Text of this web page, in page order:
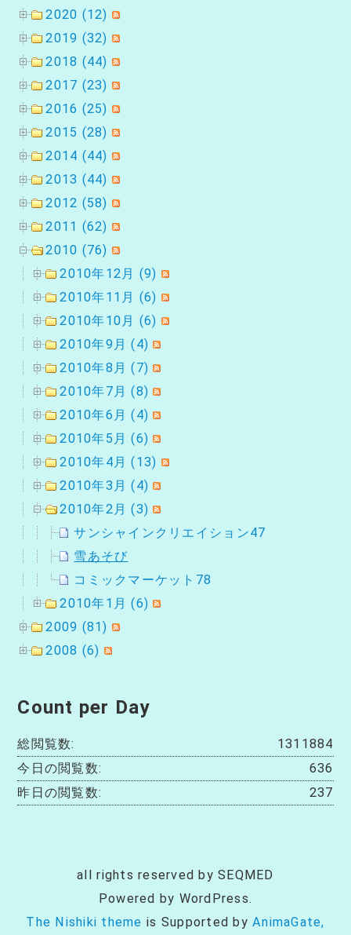
2020 (12)
2019 (32)
2018 (44)
2017 (23)
2016 (25)
2015 (28)
2014 (44)
2013 (44)
2012 (58)
2011 (62)
2010 (76)
2010年12月 (9)
2010年11月 (6)
2010年10月 (6)
2010年9月 (4)
2010年8月 (7)
2010年7月 (8)
2010年6月 (4)
2010年5月 (6)
2010年4月 (13)
2010年3月 (4)
2010年2月 (3)
サンシャインクリエイション47
雪あそび
コミックマーケット78
2010年1月 (6)
2009 (81)
2008 (6)
Count per Day
1311884
総閲覧数:
636
今日の閲覧数:
237
昨日の閲覧数:
all rights reserved by SEQMED
Powered by WordPress.
The Nishiki theme is Supported byAnimaGate,